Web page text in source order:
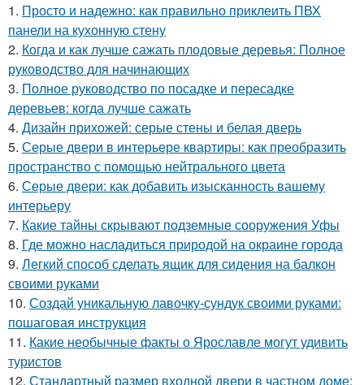
1. Просто и надежно: как правильно приклеить ПВХ
панели на кухонную стену
2. Когда и как лучше сажать плодовые деревья: Полное
руководство для начинающих
3. Полное руководство по посадке и пересадке
деревьев: когда лучше сажать
4. Дизайн прихожей: серые стены и белая дверь
5. Серые двери в интерьере квартиры: как преобразить
пространство с помощью нейтрального цвета
6. Серые двери: как добавить изысканность вашему
интерьеру
7. Какие тайны скрывают подземные сооружения Уфы
8. Где можно насладиться природой на окраине города
9. Легкий способ сделать ящик для сидения на балкон
своими руками
10. Создай уникальную лавочку-сундук своими руками:
пошаговая инструкция
11. Какие необычные факты о Ярославле могут удивить
туристов
12. Стандартный размер входной двери в частном доме: